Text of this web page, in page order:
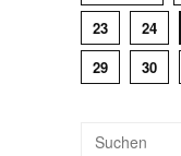
23
24
29
30